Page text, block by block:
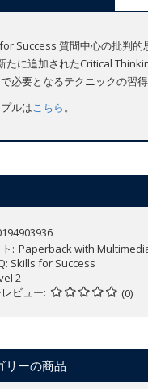
Success 質問中心の批判
たに追加されたCritical
必要となるテクニックの習
ルはこちら。
Paperback with
Skills for Success
2
ビュー
(0)
リーの商品